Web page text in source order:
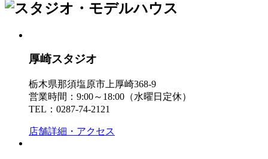
厚崎スタジオ
栃木県那須塩原市上厚崎368-9
営業時間：9:00～18:00（水曜日定休）
TEL：0287-74-2121
店舗詳細・アクセス